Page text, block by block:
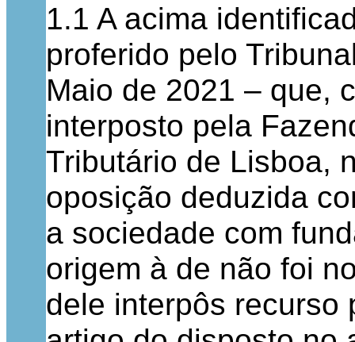
1.1 A acima
proferido pelo
Maio de 2021 – que,
interposto pela
Tributário de Lisboa,
oposição deduzida
a sociedade com
origem à de não foi
dele interpôs recurso